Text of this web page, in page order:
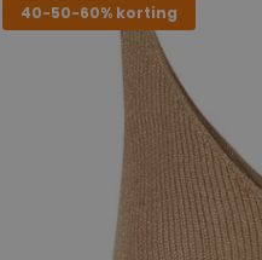
40-50-60% korting